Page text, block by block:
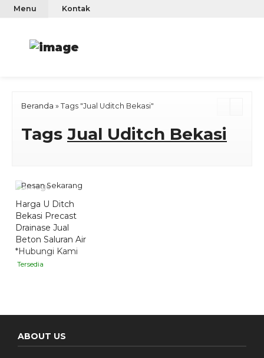
Menu Kontak
Beranda » Tags "Jual Uditch Bekasi"
Tags Jual Uditch Bekasi
Pesan Sekarang
Harga U Ditch
Bekasi Precast
Drainase Jual
Beton Saluran Air
*Hubungi Kami
Tersedia
ABOUT US